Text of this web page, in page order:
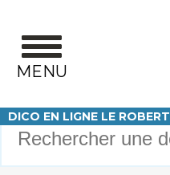
MENU
DICO EN LIGNE LE ROBERT
Votre recherche